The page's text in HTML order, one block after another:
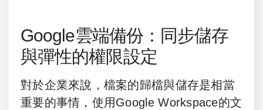
Google雲端備份：同步儲存
與彈性的權限設定
對於企業來說，檔案的歸檔與儲存是相當
重要的事情，使用Google Workspace的文